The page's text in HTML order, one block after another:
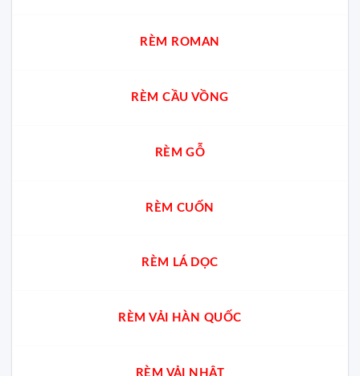
RÈM ROMAN
RÈM CẦU VỒNG
RÈM GỖ
RÈM CUỐN
RÈM LÁ DỌC
RÈM VẢI HÀN QUỐC
RÈM VẢI NHẬT